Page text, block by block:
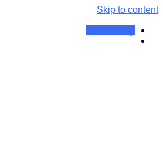
Skip to content